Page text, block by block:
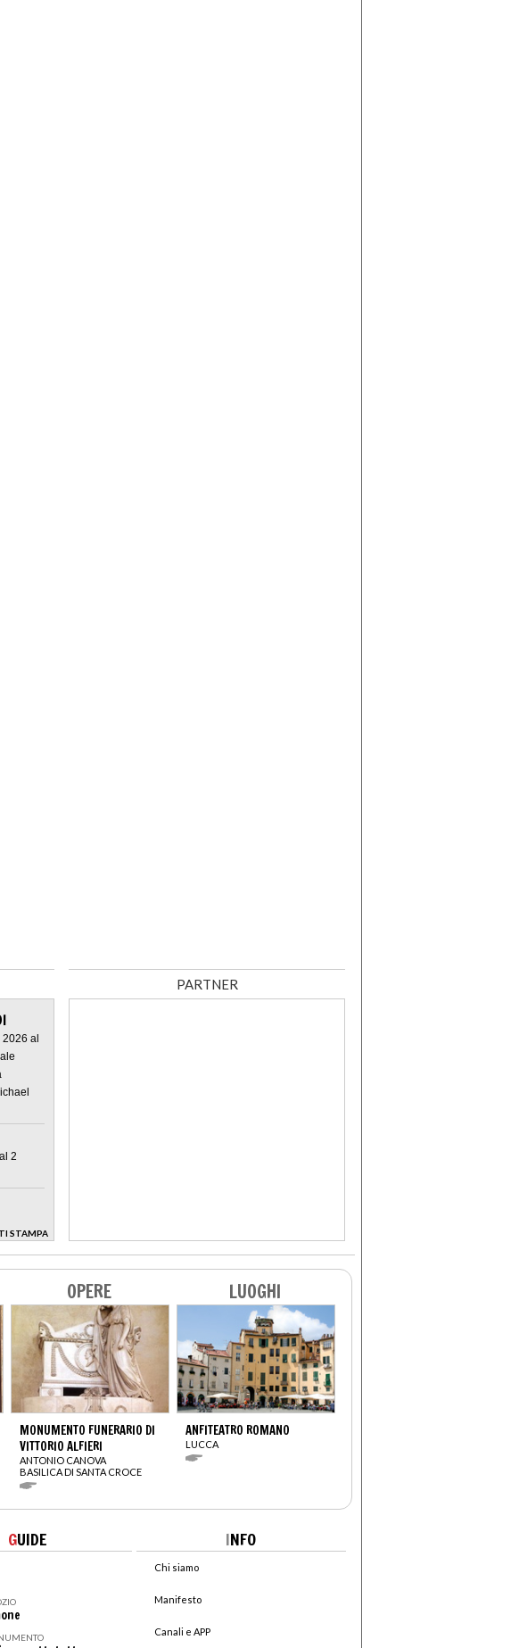
2026 al
2
STAMPA
PARTNER
OPERE
MONUMENTO FUNERARIO DI
VITTORIO ALFIERI
ANTONIO CANOVA
BASILICA DI SANTA CROCE
LUOGHI
ANFITEATRO ROMANO
LUCCA
GUIDE INFO
Chi siamo
Manifesto
Canali e APP